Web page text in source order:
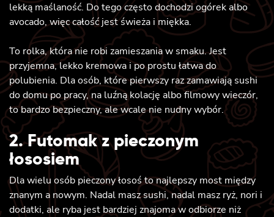
lekką maślaność. Do tego często dochodzi ogórek albo
avocado, więc całość jest świeża i miękka.
To rolka, która nie robi zamieszania w smaku. Jest
przyjemna, lekko kremowa i po prostu łatwa do
polubienia. Dla osób, które pierwszy raz zamawiają sushi
do domu po pracy, na luźną kolację albo filmowy wieczór,
to bardzo bezpieczny, ale wcale nie nudny wybór.
2. Futomak z pieczonym
łososiem
Dla wielu osób pieczony łosoś to najlepszy most między
znanym a nowym. Nadal masz sushi, nadal masz ryż, nori i
dodatki, ale ryba jest bardziej znajoma w odbiorze niż